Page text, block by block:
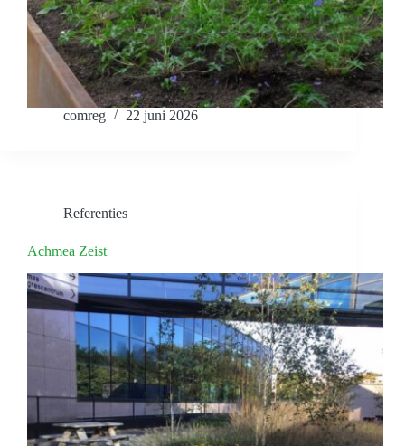
comreg 22 juni 2026
Referenties
Achmea Zeist